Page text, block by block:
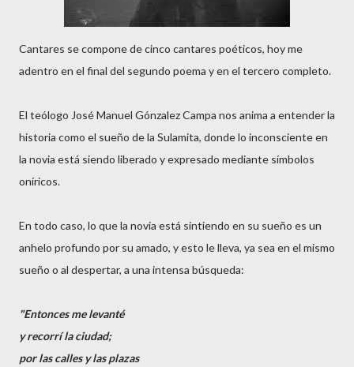
Cantares se compone de cinco cantares poéticos, hoy me
adentro en el final del segundo poema y en el tercero completo.
El teólogo José Manuel Gónzalez Campa nos anima a entender la
historia como el sueño de la Sulamita, donde lo inconsciente en
la novia está siendo liberado y expresado mediante símbolos
oníricos.
En todo caso, lo que la novia está sintiendo en su sueño es un
anhelo profundo por su amado, y esto le lleva, ya sea en el mismo
sueño o al despertar, a una intensa búsqueda:
"Entonces me levanté
y recorrí la ciudad;
por las calles y las plazas